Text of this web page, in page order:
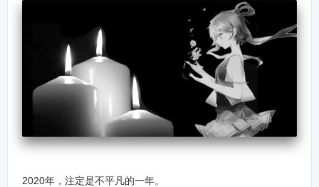
2020年，注定是不平凡的一年。